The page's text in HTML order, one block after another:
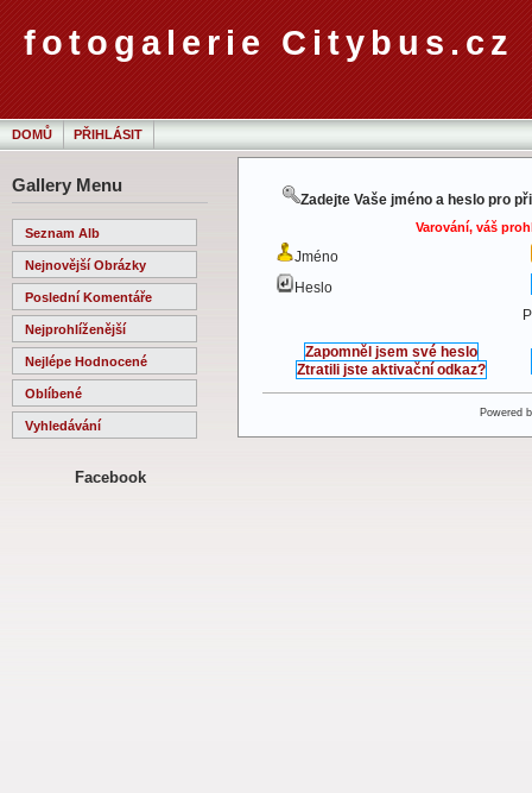
fotogalerie Citybus.cz
DOMŮ PŘIHLÁSIT
Gallery Menu
Seznam Alb
Nejnovější Obrázky
Poslední Komentáře
Nejprohlíženější
Nejlépe Hodnocené
Oblíbené
Vyhledávání
Facebook
Zadejte Vaše jméno a heslo pro
Varování, váš
Jméno
Heslo
Zapomněl jsem své heslo
Ztratili jste aktivační odkaz?
Powered